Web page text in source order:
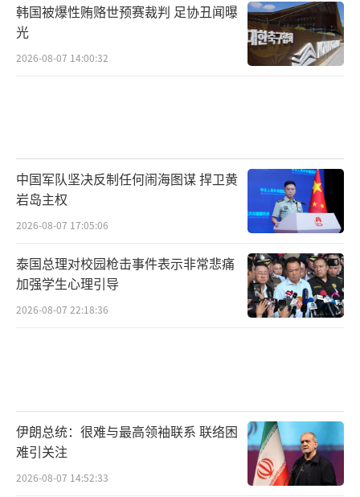
韩国被爆性贿赂世预赛裁判 足协丑闻曝
光
2026-08-07 14:00:32
中国军队坚决反制任何闹海图谋 捍卫黄
岩岛主权
2026-08-07 17:05:06
泰国总理对校园枪击事件表示非常悲痛
加强学生心理引导
2026-08-07 22:18:36
伊朗总统：很难与最高领袖联系 联络困
难引关注
2026-08-07 14:52:33